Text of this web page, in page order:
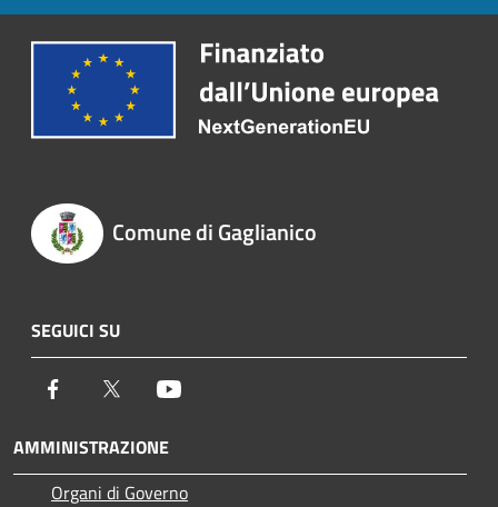
Comune di Gaglianico
SEGUICI SU
Facebook Twitter
AMMINISTRAZIONE
Organi di Governo